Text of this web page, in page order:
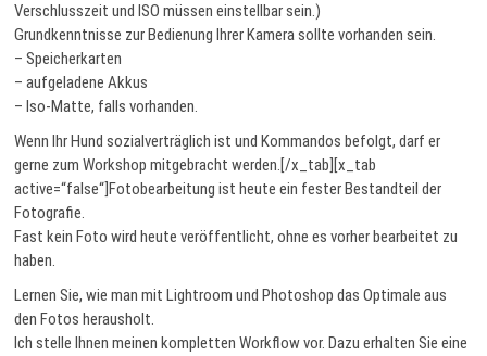
Verschlusszeit und ISO müssen einstellbar sein.)
Grundkenntnisse zur Bedienung Ihrer Kamera sollte vorhanden sein.
– Speicherkarten
– aufgeladene Akkus
– Iso-Matte, falls vorhanden.
Wenn Ihr Hund sozialverträglich ist und Kommandos befolgt, darf er
gerne zum Workshop mitgebracht werden.[/x_tab][x_tab
active=“false“]Fotobearbeitung ist heute ein fester Bestandteil der
Fotografie.
Fast kein Foto wird heute veröffentlicht, ohne es vorher bearbeitet zu
haben.
Lernen Sie, wie man mit Lightroom und Photoshop das Optimale aus
den Fotos herausholt.
Ich stelle Ihnen meinen kompletten Workflow vor. Dazu erhalten Sie eine